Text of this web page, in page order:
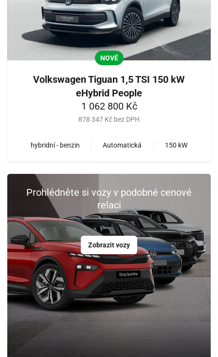
NOVÉ
Volkswagen Tiguan 1,5 TSI 150 kW
eHybrid People
1 062 800 Kč
878 347 Kč bez DPH
hybridní - benzin Automatická 150 kW
Prohlédněte si vozy v podobné cenové
relaci
Zobrazit vozy